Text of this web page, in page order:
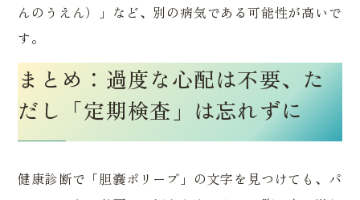
んのうえん）」など、別の病気である可能性が高いで
す。
まとめ：過度な心配は不要、た
だし「定期検査」は忘れずに
健康診断で「胆嚢ポリープ」の文字を見つけても、パ